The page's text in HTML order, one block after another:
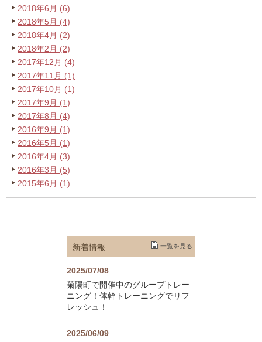
2018年6月 (6)
2018年5月 (4)
2018年4月 (2)
2018年2月 (2)
2017年12月 (4)
2017年11月 (1)
2017年10月 (1)
2017年9月 (1)
2017年8月 (4)
2016年9月 (1)
2016年5月 (1)
2016年4月 (3)
2016年3月 (5)
2015年6月 (1)
新着情報 一覧を見る
2025/07/08
菊陽町で開催中のグループトレー
ニング！体幹トレーニングでリフ
レッシュ！
2025/06/09